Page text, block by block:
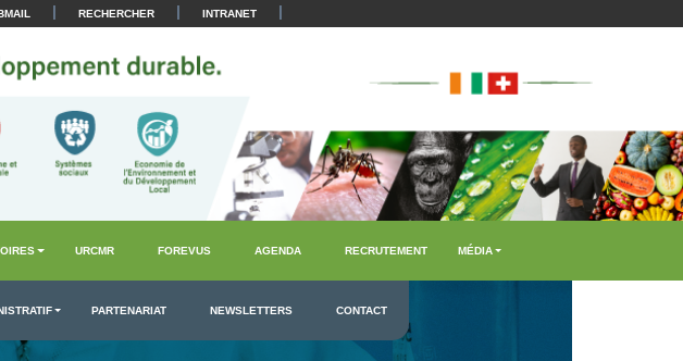
| RECHERCHER | INTRANET |
URCMR FOREVUS AGENDA RECRUTEMENT MÉDIA
PARTENARIAT NEWSLETTERS CONTACT